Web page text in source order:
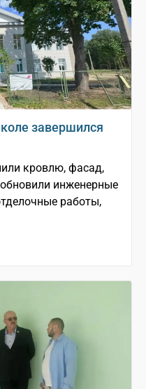
завершился
кровлю, фасад,
инженерные
работы,